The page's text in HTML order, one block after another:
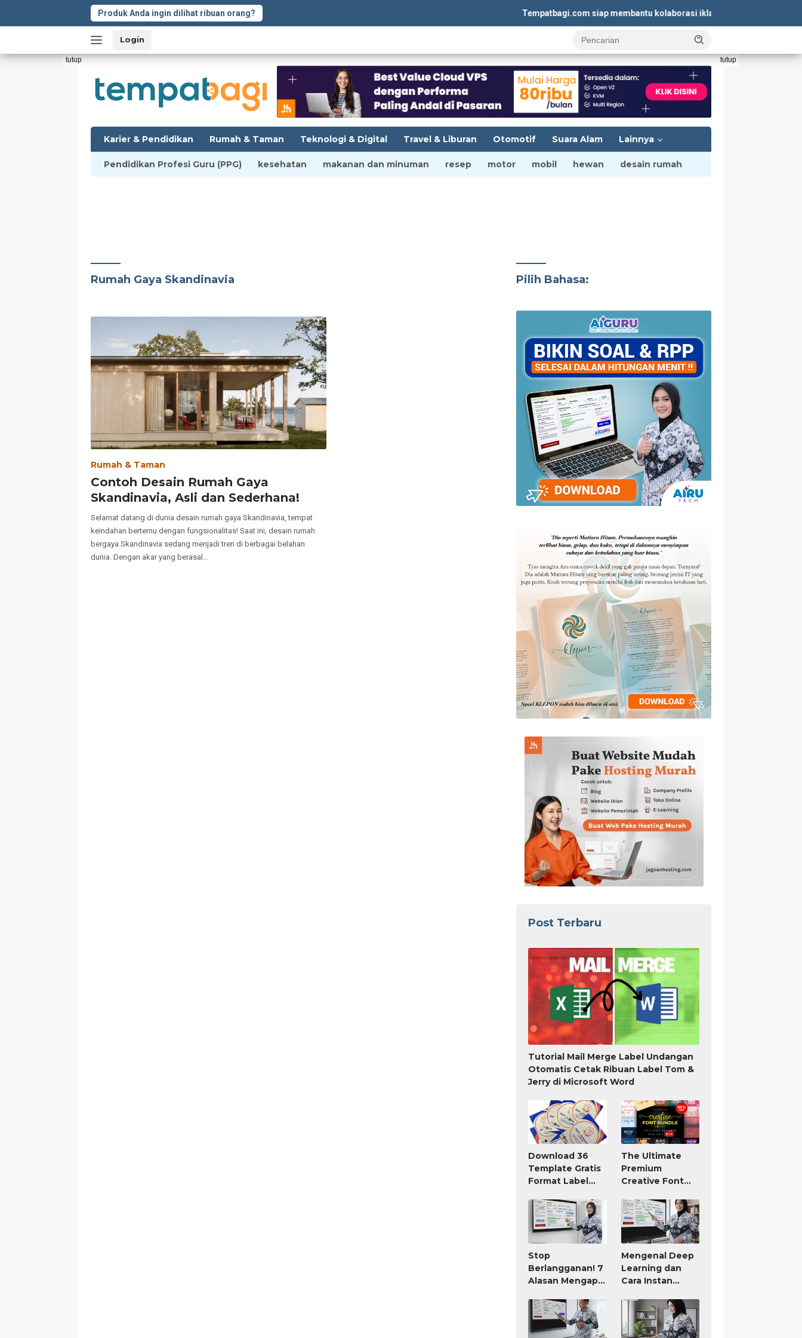
Produk Anda ingin dilihat ribuan orang? Tempatbagi.com siap membantu kolaborasi iklan yang menguntungkan.
Login
tutup tutup
Karier & Pendidikan Rumah & Taman Teknologi & Digital Travel & Liburan Otomotif Suara Alam Lainnya
Pendidikan Profesi Guru (PPG) kesehatan makanan dan minuman resep motor mobil hewan desain rumah
Rumah Gaya Skandinavia
Rumah & Taman
Contoh Desain Rumah Gaya
Skandinavia, Asli dan Sederhana!
Selamat datang di dunia desain rumah gaya Skandinavia, tempat
keindahan bertemu dengan fungsionalitas! Saat ini, desain rumah
bergaya Skandinavia sedang menjadi tren di berbagai belahan
dunia. Dengan akar yang berasal…
Pilih Bahasa:
Post Terbaru
Tutorial Mail Merge Label Undangan
Otomatis Cetak Ribuan Label Tom &
Jerry di Microsoft Word
Download 36
Template Gratis
Format Label
Microsoft Word
The Ultimate
Premium
Creative Font
Stop
Berlangganan! 7
Alasan Mengapa
Tool AI untuk
Guru Paling
Worth It (Bayar
Mengenal Deep
Learning dan
Cara Instan
atau Modul Ajar